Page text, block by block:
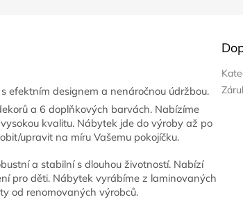
efektním designem a nenáročnou údržbou.
a 6 doplňkových barvách. Nabízíme
kvalitu. Nábytek jde do výroby až po
upravit na míru Vašemu pokojíčku.
a stabilní s dlouhou životností. Nabízí
pro děti. Nábytek vyrábíme z laminovaných
od renomovaných výrobců.